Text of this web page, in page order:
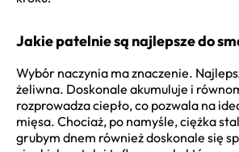
Jakie patelnie są najlepsze do
Wybór naczynia ma znaczenie.
żeliwna. Doskonale akumuluje i
rozprowadza ciepło, co pozwala na
mięsa. Chociaż, po namyśle, ciężka
grubym dnem również doskonale się